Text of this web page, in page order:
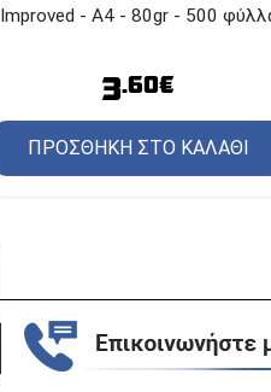
Improved - Α4 - 80gr - 500
3.60€
ΠΡΟΣΘΗΚΗ ΣΤΟ ΚΑΛΑΘΙ